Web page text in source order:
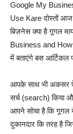
Google My
Use Kare दोस्तों
बिज़नेस क्या है गूगल
Business and
में बताएंगे बस आर्टिकल
आपके साथ भी अकसर
सर्च (search) किया
आपने सोचा है कि गूगल
दुकानदार कि तरह है